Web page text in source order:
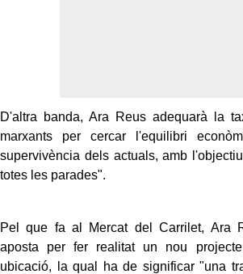
D'altra banda, Ara Reus adequarà la
marxants per cercar l'equilibri
supervivència dels actuals, amb
totes les parades".
Pel que fa al Mercat del Carrilet, Ara
aposta per fer realitat un nou
ubicació, la qual ha de significar "una